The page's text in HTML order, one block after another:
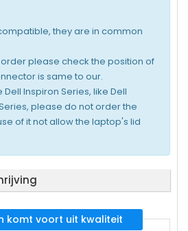
compatible, they are in common
please check the position of
is same to our.
Dell Inspiron Series, like Dell
Series, please do not order the
of it not allow the laptop's lid
komt voort uit kwaliteit